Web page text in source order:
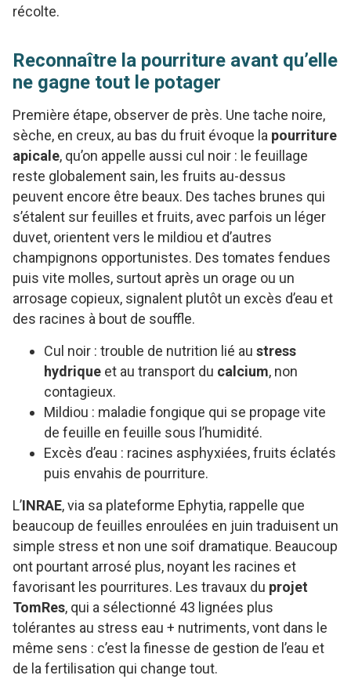
récolte.
Reconnaître la pourriture avant qu’elle
ne gagne tout le potager
Première étape, observer de près. Une tache noire,
sèche, en creux, au bas du fruit évoque la pourriture
apicale, qu’on appelle aussi cul noir : le feuillage
reste globalement sain, les fruits au-dessus
peuvent encore être beaux. Des taches brunes qui
s’étalent sur feuilles et fruits, avec parfois un léger
duvet, orientent vers le mildiou et d’autres
champignons opportunistes. Des tomates fendues
puis vite molles, surtout après un orage ou un
arrosage copieux, signalent plutôt un excès d’eau et
des racines à bout de souffle.
Cul noir : trouble de nutrition lié au stress
hydrique et au transport du calcium, non
contagieux.
Mildiou : maladie fongique qui se propage vite
de feuille en feuille sous l’humidité.
Excès d’eau : racines asphyxiées, fruits éclatés
puis envahis de pourriture.
L’INRAE, via sa plateforme Ephytia, rappelle que
beaucoup de feuilles enroulées en juin traduisent un
simple stress et non une soif dramatique. Beaucoup
ont pourtant arrosé plus, noyant les racines et
favorisant les pourritures. Les travaux du projet
TomRes, qui a sélectionné 43 lignées plus
tolérantes au stress eau + nutriments, vont dans le
même sens : c’est la finesse de gestion de l’eau et
de la fertilisation qui change tout.